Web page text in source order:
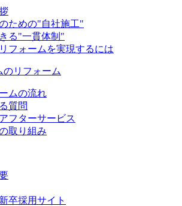
ための"自社施工"
る"一貫体制"
フォームを実現するには
のリフォーム
ムの流れ
質問
フターサービス
取り組み
卒採用サイト